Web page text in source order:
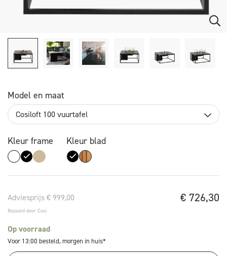
Model en maat
Cosiloft 100 vuurtafel
Kleur frame Kleur blad
Adviesprijs € 999,00
Bepaald door Cosi
€ 726,30
Op voorraad
Voor 13:00 besteld, morgen in huis*